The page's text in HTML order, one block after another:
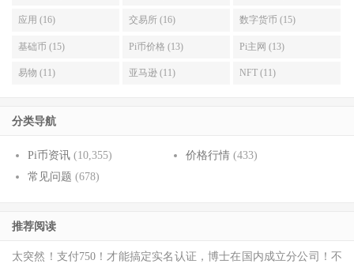
应用 (16) 交易所 (16) 数字货币 (15)
基础币 (15) Pi币价格 (13) Pi主网 (13)
易物 (11) 亚马逊 (11) NFT (11)
分类导航
Pi币资讯 (10,355) 价格行情(433)
常见问题 (678)
推荐阅读
太突然！支付750！才能搞定实名认证，博士在国内成立分公司！不